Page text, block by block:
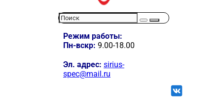
Режим работы:
Пн-вскр: 9.00-18.00
Эл. адрес: sirius-
spec@mail.ru